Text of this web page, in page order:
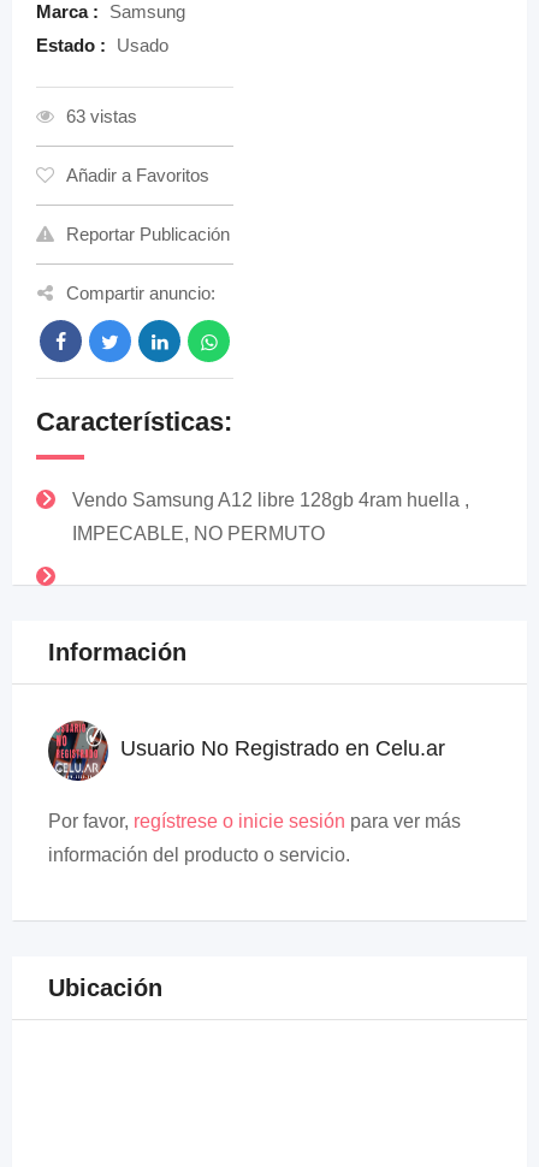
Marca :
Samsung
Estado :
Usado
63 vistas
Añadir a Favoritos
Reportar Publicación
Compartir anuncio:
Características:
Vendo Samsung A12 libre 128gb 4ram huella ,
IMPECABLE, NO PERMUTO
Información
Usuario No Registrado en Celu.ar
Por favor, regístrese o inicie sesión para ver más
información del producto o servicio.
Ubicación